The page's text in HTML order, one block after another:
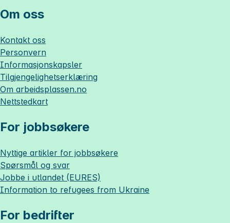
Om oss
Kontakt oss
Personvern
Informasjonskapsler
Tilgjengelighetserklæring
Om arbeidsplassen.no
Nettstedkart
For jobbsøkere
Nyttige artikler for jobbsøkere
Spørsmål og svar
Jobbe i utlandet (EURES)
Information to refugees from Ukraine
For bedrifter